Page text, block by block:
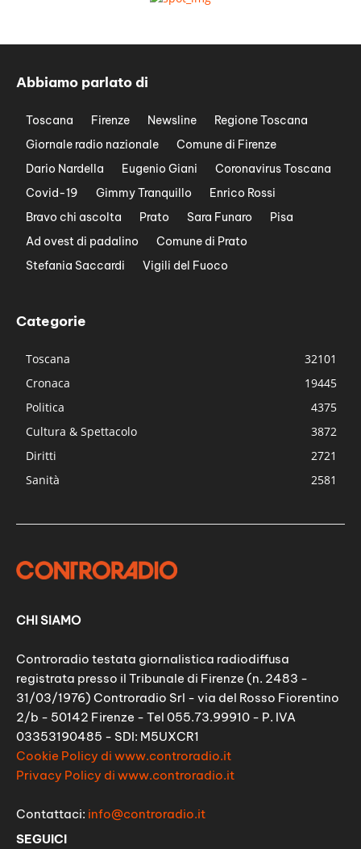
Abbiamo parlato di
Toscana Firenze Newsline
Regione Toscana
Giornale radio nazionale
Comune di Firenze
Dario Nardella
Eugenio Giani
Coronavirus Toscana
Covid-19
Gimmy Tranquillo
Enrico Rossi
Bravo chi ascolta
Prato Sara Funaro
Pisa
Ad ovest di padalino
Comune di Prato
Stefania Saccardi
Vigili del Fuoco
Categorie
Toscana
32101
Cronaca
19445
Politica
4375
Cultura & Spettacolo
3872
Diritti
2721
Sanità
2581
CHI SIAMO
Controradio testata giornalistica radiodiffusa
registrata presso il Tribunale di Firenze (n. 2483 -
31/03/1976) Controradio Srl - via del Rosso Fiorentino
2/b - 50142 Firenze - Tel 055.73.99910 - P. IVA
03353190485 - SDI: M5UXCR1
Cookie Policy di www.controradio.it
Privacy Policy di www.controradio.it
Contattaci: info@controradio.it
SEGUICI